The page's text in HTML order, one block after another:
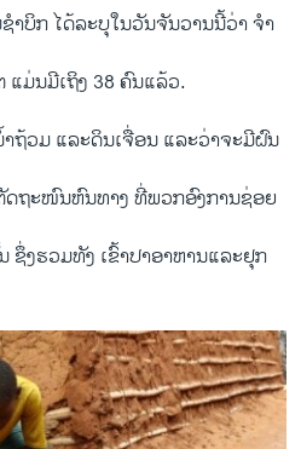
ຳ​ບິກ ​ໄດ້​ລະ​ບຸ​ໃນ​ວັນ​ຈັນ​ວານ​ນີ້ວ່າ ຈຳ​
ແມ່ນ​ມີ​ເຖິງ 38 ຄົນ​ແລ້ວ.
ຖ້ວມ ແລະ​ດິນ​ເຈື່ອນ ແລະ​ວ່າ​ຈະ​ມີ​ຝົນ​
ດ​ຖະ​ໜົນ​ຫົນ​ທາງ ທີ່​ພວກ​ອົງ​ການ​ຊ່ອຍ​
ຊຶ່ງ​ຮວມ​ທັງ ເຂົ້າ​ປາ​ອາ​ຫານ​ແລະ​ຢຸກ​